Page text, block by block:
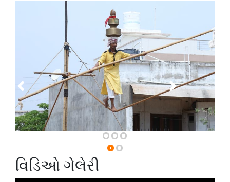
વિડિઓ ગેલેરી